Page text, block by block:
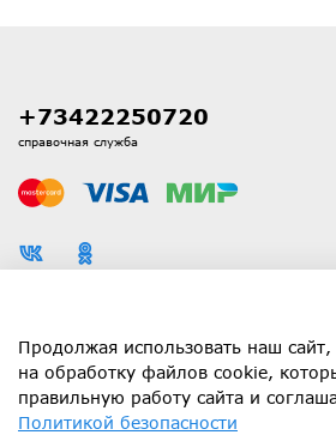
Каталог
Информация
+73422250720
справочная служба
Продолжая использовать наш сайт,
на обработку файлов cookie,
правильную работу сайта и
Политикой безопасности